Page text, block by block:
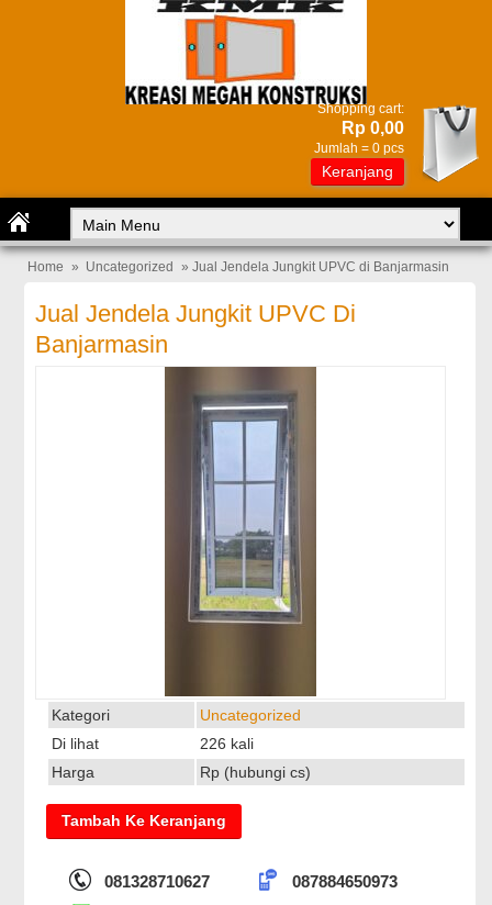
Shopping cart:
Rp 0,00
Jumlah = 0 pcs
Keranjang
Home » Uncategorized » Jual Jendela Jungkit UPVC di Banjarmasin
Jual Jendela Jungkit UPVC Di
Banjarmasin
Kategori
Uncategorized
Di lihat
226 kali
Harga
Rp (hubungi cs)
081328710627
087884650973